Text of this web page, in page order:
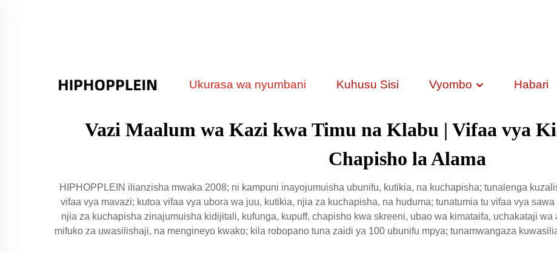
Ukurasa wa nyumbani Kuhusu Sisi Vyombo Habari
Vazi Maalum wa Kazi kwa Timu na Klabu | Vifaa vya
Chapisho la Alama
HIPHOPPLEIN ilianzisha mwaka 2008; ni kampuni inayojumuisha ubunifu, kutikia, na kuchapisha; tunalenga
vifaa vya mavazi; kutoa vifaa vya ubora wa juu, kutikia, njia za kuchapisha, na huduma; tunatumia tu vifaa vya
njia za kuchapisha zinajumuisha kidijitali, kufunga, kupuff, chapisho kwa skreeni, ubao wa kimataifa, uchakataji
mifuko za uwasilishaji, na mengineyo kwako; kila robopano tuna zaidi ya 100 ubunifu mpya; tunamwangaza